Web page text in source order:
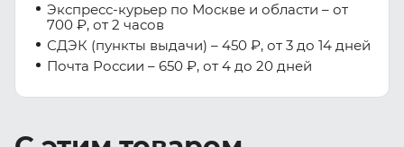
Экспресс-курьер по Москве и области – от
700 ₽, от 2 часов
СДЭК (пункты выдачи) – 450 ₽, от 3 до 14 дней
Почта России – 650 ₽, от 4 до 20 дней